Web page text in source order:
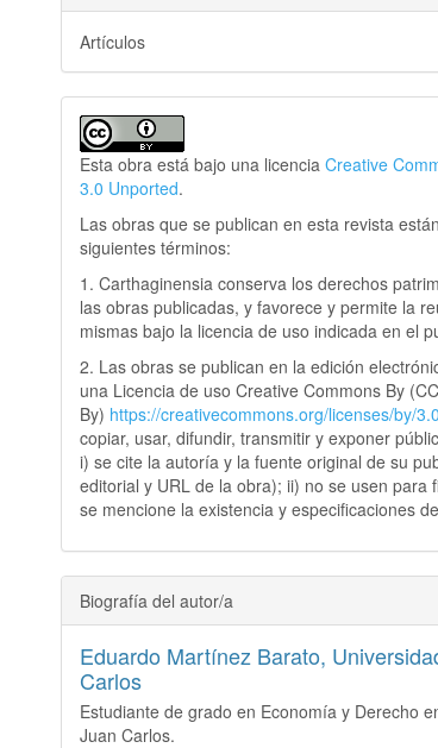
Artículos
Esta obra está bajo una licenciaCreative
3.0 Unported.
Las obras que se publican en esta revista
siguientes términos:
1. Carthaginensia conserva los derechos
las obras publicadas, y favorece y permite la
mismas bajo la licencia de uso indicada en el
2. Las obras se publican en la edición
una Licencia de uso Creative Commons By (CC
By) https://creativecommons.org/licenses/by/
copiar, usar, difundir, transmitir y exponer
i) se cite la autoría y la fuente original de su
editorial y URL de la obra); ii) no se usen para
se mencione la existencia y especificaciones
Biografía del autor/a
Eduardo Martínez Barato,
Carlos
Estudiante de grado en Economía y Derecho
Juan Carlos.